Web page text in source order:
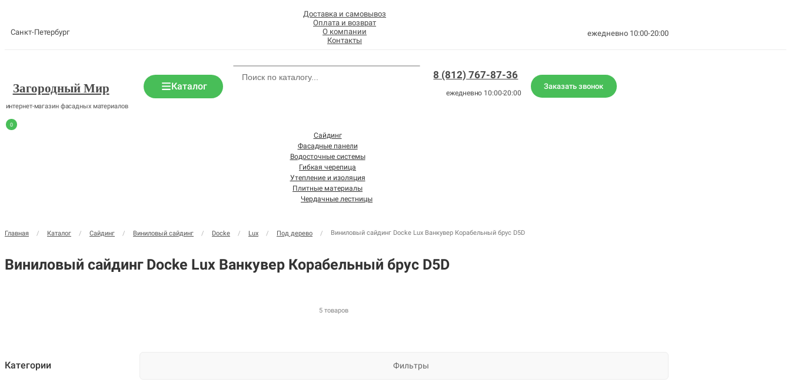
Санкт-Петербург
Доставка и самовывоз
Оплата и возврат
О компании
Контакты
ежедневно 10:00-20:00
Загородный Мир
интернет-магазин фасадных материалов
Каталог
8 (812) 767-87-36
ежедневно 10:00-20:00
Заказать звонок
0
Сайдинг
Фасадные панели
Водосточные системы
Гибкая черепица
Утепление и изоляция
Плитные материалы
Чердачные лестницы
Главная / Каталог / Сайдинг / Виниловый сайдинг / Docke / Lux / Под дерево / Виниловый сайдинг Docke Lux Ванкувер Корабельный брус D5D
Виниловый сайдинг Docke Lux Ванкувер Корабельный брус D5D
5 товаров
Категории Фильтры